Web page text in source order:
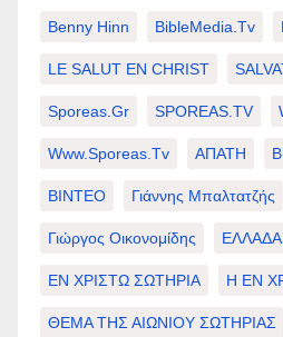
Benny Hinn BibleMedia.tv
LE SALUT EN CHRIST
Sporeas.gr SPOREAS.TV
Www.sporeas.tv ΑΠΑΤΗ
ΒΙΝΤΕΟ Γιάννης Μπαλτατζής
Γιώργος Οικονομίδης ΕΛΛΑΔΑ
ΕΝ ΧΡΙΣΤΩ ΣΩΤΗΡΙΑ Η ΕΝ
ΘΕΜΑ ΤΗΣ ΑΙΩΝΙΟΥ ΣΩΤΗΡΙΑΣ